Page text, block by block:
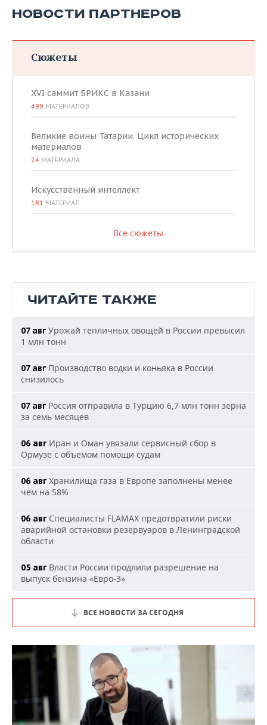
НОВОСТИ ПАРТНЕРОВ
Сюжеты
XVI саммит БРИКС в Казани
499 МАТЕРИАЛОВ
Великие воины Татарии. Цикл исторических
материалов
24 МАТЕРИАЛА
Искусственный интеллект
181 МАТЕРИАЛ
Все сюжеты
ЧИТАЙТЕ ТАКЖЕ
07 авг Урожай тепличных овощей в России превысил
1 млн тонн
07 авг Производство водки и коньяка в России
снизилось
07 авг Россия отправила в Турцию 6,7 млн тонн зерна
за семь месяцев
06 авг Иран и Оман увязали сервисный сбор в
Ормузе с объемом помощи судам
06 авг Хранилища газа в Европе заполнены менее
чем на 58%
06 авг Специалисты FLAMAX предотвратили риски
аварийной остановки резервуаров в Ленинградской
области
05 авг Власти России продлили разрешение на
выпуск бензина «Евро-3»
ВСЕ НОВОСТИ ЗА СЕГОДНЯ